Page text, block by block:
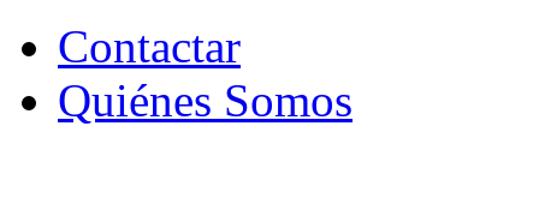
Contactar
Quiénes Somos